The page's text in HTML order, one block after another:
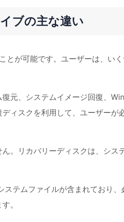
ブの主な違い
が可能です。ユーザーは、い
元、システムイメージ回復、
ィスクを利用して、ユーザーが
。リカバリーディスクは、シス
テムファイルが含まれており、
。